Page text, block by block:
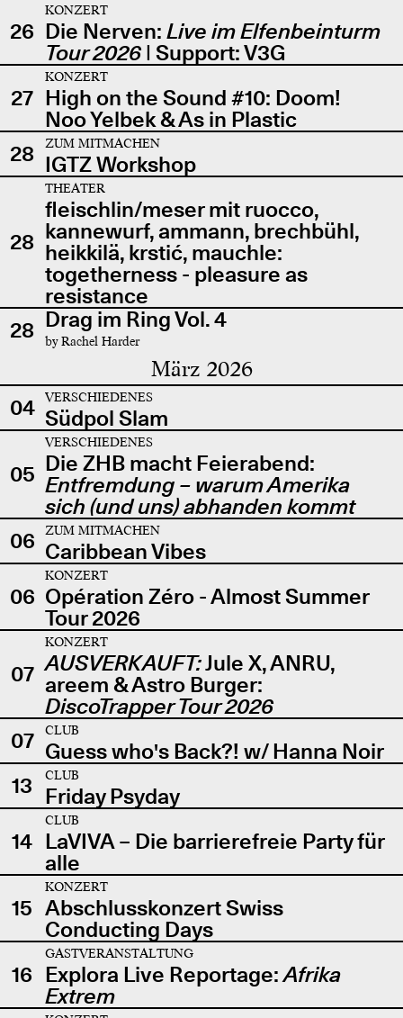
26
KONZERT
Die Nerven: Live im Elfenbeinturm
Tour 2026| Support: V3G
27
KONZERT
High on the Sound #10: Doom!
Noo Yelbek & As in Plastic
28
ZUM MITMACHEN
IGTZ Workshop
28
THEATER
fleischlin/meser mit ruocco,
kannewurf, ammann, brechbühl,
heikkilä, krstić, mauchle:
togetherness - pleasure as
resistance
28 Drag im Ring Vol. 4
by Rachel Harder
März 2026
04 VERSCHIEDENES
Südpol Slam
05
VERSCHIEDENES
Die ZHB macht Feierabend:
Entfremdung – warum Amerika
sich (und uns) abhanden kommt
06
ZUM MITMACHEN
Caribbean Vibes
06
KONZERT
Opération Zéro - Almost Summer
Tour 2026
07
KONZERT
AUSVERKAUFT:Jule X, ANRU,
areem & Astro Burger:
DiscoTrapper Tour 2026
07
CLUB
Guess who's Back?! w/ Hanna Noir
13
CLUB
Friday Psyday
14
CLUB
LaVIVA – Die barrierefreie Party für
alle
15
KONZERT
Abschlusskonzert Swiss
Conducting Days
16
GASTVERANSTALTUNG
Explora Live Reportage:Afrika
Extrem